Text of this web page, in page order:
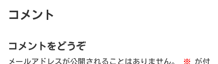
コメント
コメントをどうぞ
メールアドレスが公開されることはありません。 ※ が付